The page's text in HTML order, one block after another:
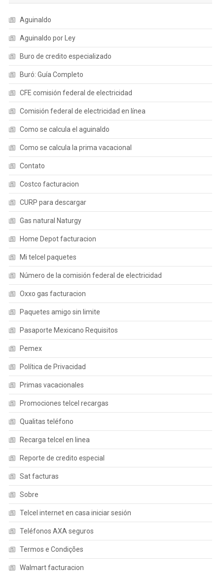
Aguinaldo
Aguinaldo por Ley
Buro de credito especializado
Buró: Guía Completo
CFE comisión federal de electricidad
Comisión federal de electricidad en línea
Como se calcula el aguinaldo
Como se calcula la prima vacacional
Contato
Costco facturacion
CURP para descargar
Gas natural Naturgy
Home Depot facturacion
Mi telcel paquetes
Número de la comisión federal de electricidad
Oxxo gas facturacion
Paquetes amigo sin limite
Pasaporte Mexicano Requisitos
Pemex
Política de Privacidad
Primas vacacionales
Promociones telcel recargas
Qualitas teléfono
Recarga telcel en linea
Reporte de credito especial
Sat facturas
Sobre
Telcel internet en casa iniciar sesión
Teléfonos AXA seguros
Termos e Condições
Walmart facturacion